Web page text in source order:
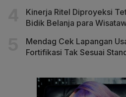
Kinerja Ritel Diproyeksi
Bidik Belanja para
Mendag Cek Lapangan
Fortifikasi Tak Sesuai